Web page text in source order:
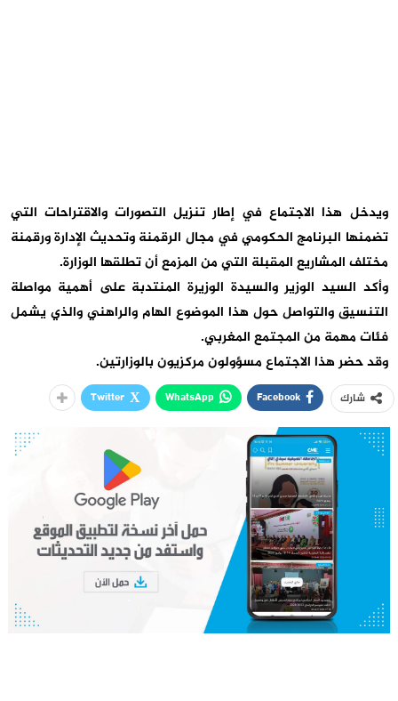
ويدخل هذا الاجتماع في إطار تنزيل التصورات والاقتراحات التي
تضمنها البرنامج الحكومي في مجال الرقمنة وتحديث الإدارة ورقمنة
مختلف المشاريع المقبلة التي من المزمع أن تطلقها الوزارة.
وأكد السيد الوزير والسيدة الوزيرة المنتدبة على أهمية مواصلة
التنسيق والتواصل حول هذا الموضوع الهام والراهني والذي يشمل
فئات مهمة من المجتمع المغربي.
وقد حضر هذا الاجتماع مسؤولون مركزيون بالوزارتين.
شارك Facebook
WhatsApp
Twitter